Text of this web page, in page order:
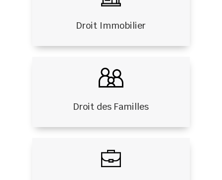
Droit Immobilier
Droit des Familles